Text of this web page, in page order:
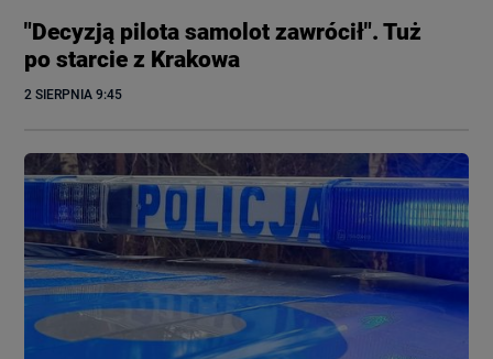
"Decyzją pilota samolot zawrócił". Tuż
po starcie z Krakowa
2 SIERPNIA 9:45